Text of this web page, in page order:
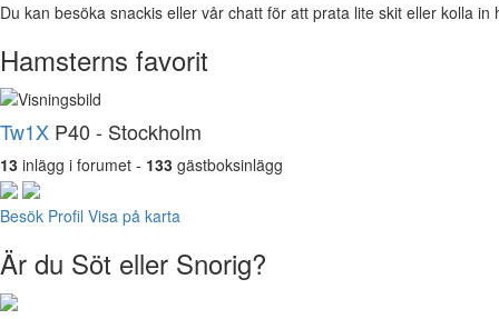
Du kan besöka snackis eller vår chatt för att prata lite skit eller kolla
Hamsterns favorit
Tw1X P40 - Stockholm
13 inlägg i forumet - 133 gästboksinlägg
Besök Profil Visa på karta
Är du Söt eller Snorig?